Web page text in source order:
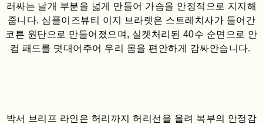
러싸는 날개 부분을 넓게 만들어 가슴을 안정적으로 지지해
줍니다. 심플이즈뷰티 이지 브라렛은 스트레치사가 들어간
코튼 원단으로 만들어졌으며, 실켓처리된 40수 순면으로 안
컵 패드를 덧대어주어 우리 몸을 편안하게 감싸안습니다.
박서 브리프 라인은 허리까지 허리선을 올려 복부의 안정감